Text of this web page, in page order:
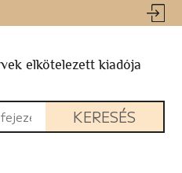
elkötelezett kiadója
KERESÉS